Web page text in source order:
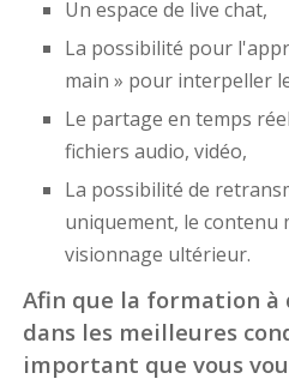
Un espace de live chat,
La possibilité pour
main » pour interpeller
Le partage en temps
fichiers audio, vidéo,
La possibilité de
uniquement, le contenu
visionnage ultérieur.
Afin que la formation à
dans les meilleures
important que vous